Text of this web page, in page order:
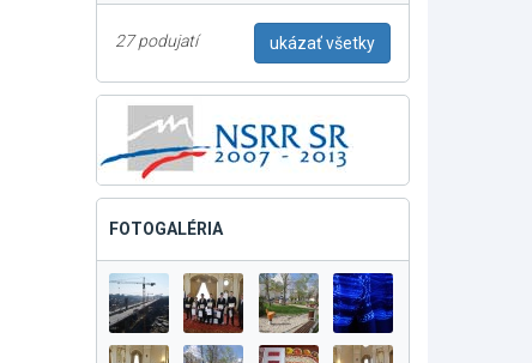
27 podujatí ukázať všetky
FOTOGALÉRIA